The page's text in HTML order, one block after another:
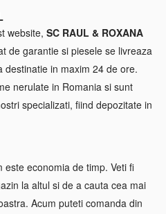
website, SC RAUL & ROXANA
de garantie si piesele se livreaza
in maxim 24 de ore.
nerulate in Romania si sunt
specializati, fiind depozitate in
economia de timp. Veti fi
la altul si de a cauta cea mai
Acum puteti comanda din